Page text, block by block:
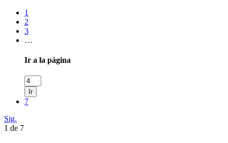
1
2
3
…
Ir a la página
Ir
7
Sig.
1 de 7